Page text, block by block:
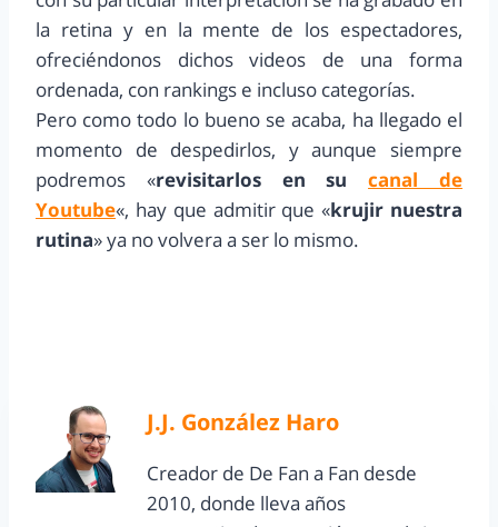
la retina y en la mente de los espectadores,
ofreciéndonos dichos videos de una forma
ordenada, con rankings e incluso categorías.
Pero como todo lo bueno se acaba, ha llegado el
momento de despedirlos, y aunque siempre
podremos «revisitarlos en sucanal de
Youtube«, hay que admitir que «krujir nuestra
rutina» ya no volvera a ser lo mismo.
J.J. González Haro
Creador de De Fan a Fan desde
2010, donde lleva años